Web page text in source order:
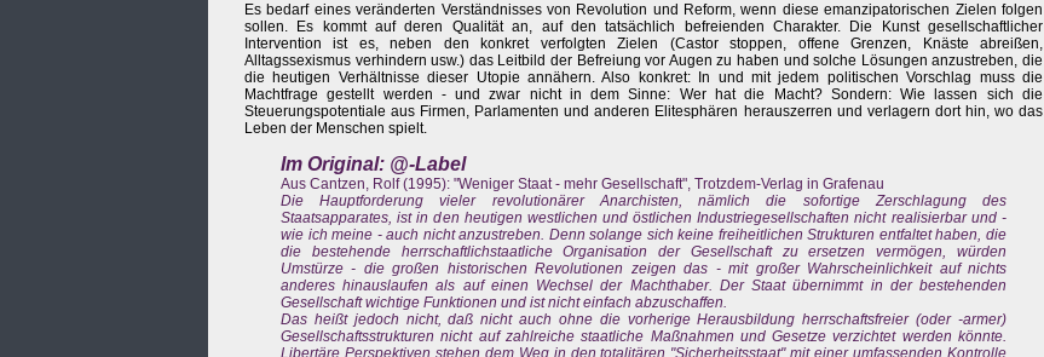
Es bedarf eines veränderten Verständnisses von Revolution und Reform, wenn diese emanzipatorischen Zielen folgen
sollen. Es kommt auf deren Qualität an, auf den tatsächlich befreienden Charakter. Die Kunst gesellschaftlicher
Intervention ist es, neben den konkret verfolgten Zielen (Castor stoppen, offene Grenzen, Knäste abreißen,
Alltagssexismus verhindern usw.) das Leitbild der Befreiung vor Augen zu haben und solche Lösungen anzustreben, die
die heutigen Verhältnisse dieser Utopie annähern. Also konkret: In und mit jedem politischen Vorschlag muss die
Machtfrage gestellt werden - und zwar nicht in dem Sinne: Wer hat die Macht? Sondern: Wie lassen sich die
Steuerungspotentiale aus Firmen, Parlamenten und anderen Elitesphären herauszerren und verlagern dort hin, wo das
Leben der Menschen spielt.
Im Original: @-Label
Aus Cantzen, Rolf (1995): "Weniger Staat - mehr Gesellschaft", Trotzdem-Verlag in Grafenau
Die Hauptforderung vieler revolutionärer Anarchisten, nämlich die sofortige Zerschlagung des
Staatsapparates, ist in den heutigen westlichen und östlichen Industriegesellschaften nicht realisierbar und -
wie ich meine - auch nicht anzustreben. Denn solange sich keine freiheitlichen Strukturen entfaltet haben, die
die bestehende herrschaftlichstaatliche Organisation der Gesellschaft zu ersetzen vermögen, würden
Umstürze - die großen historischen Revolutionen zeigen das - mit großer Wahrscheinlichkeit auf nichts
anderes hinauslaufen als auf einen Wechsel der Machthaber. Der Staat übernimmt in der bestehenden
Gesellschaft wichtige Funktionen und ist nicht einfach abzuschaffen.
Das heißt jedoch nicht, daß nicht auch ohne die vorherige Herausbildung herrschaftsfreier (oder -armer)
Gesellschaftsstrukturen nicht auf zahlreiche staatliche Maßnahmen und Gesetze verzichtet werden könnte.